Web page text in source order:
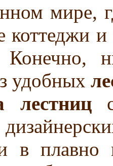
мире,
коттеджи
Конечно,
удобных
лестниц
в плавно